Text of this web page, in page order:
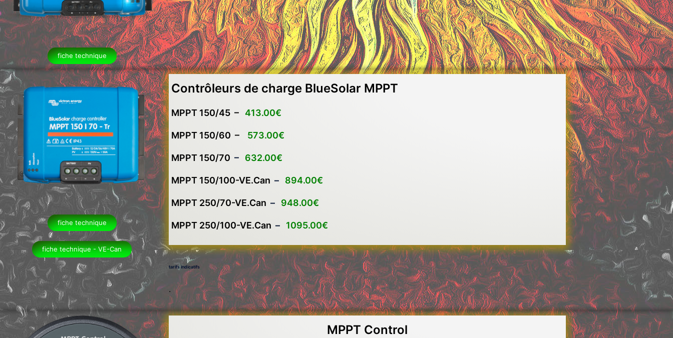
fiche technique
fiche technique
fiche technique - VE-Can
Contrôleurs de charge BlueSolar MPPT
MPPT 150/45 – 413.00€
MPPT 150/60 – 573.00€
MPPT 150/70 – 632.00€
MPPT 150/100-VE.Can – 894.00€
MPPT 250/70-VE.Can – 948.00€
MPPT 250/100-VE.Can – 1095.00€
tarifs indicatifs
.
MPPT Control